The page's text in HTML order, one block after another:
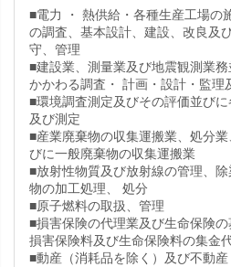
■電力 ・ 熱供給・各種生産工場の
の調査、基本設計、建設、改良及
守、管理
■建設業、測量業及び地震観測業
かかわる調査・ 計画・設計・監理
■環境調査測定及びその評価並び
及び測定
■産業廃棄物の収集運搬業、処分
びに一般廃棄物の収集運搬業
■放射性物質及び放射線の管理、
物の加工処理、 処分
■原子燃料の取扱、管理
■損害保険の代理業及び生命保険
損害保険料及び生命保険料の集金
■動産（消耗品を除く）及び不動